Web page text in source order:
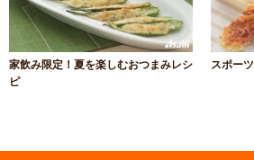
家飲み限定！夏を楽しむおつまみレシ
ピ
スポー